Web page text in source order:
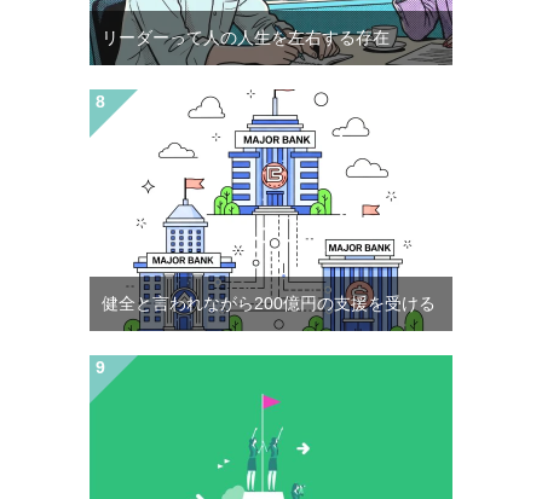
リーダーって人の人生を左右する存在
健全と言われながら200億円の支援を受ける